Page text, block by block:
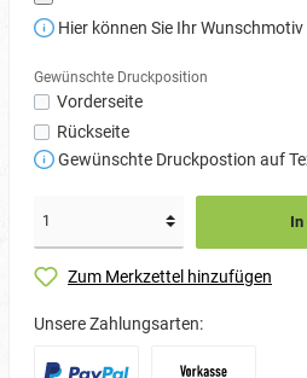
Hier können Sie Ihr
Gewünschte Druckposition
Vorderseite
Rückseite
Gewünschte Druckpostion auf
In
Zum Merkzettel hinzufügen
Unsere Zahlungsarten: